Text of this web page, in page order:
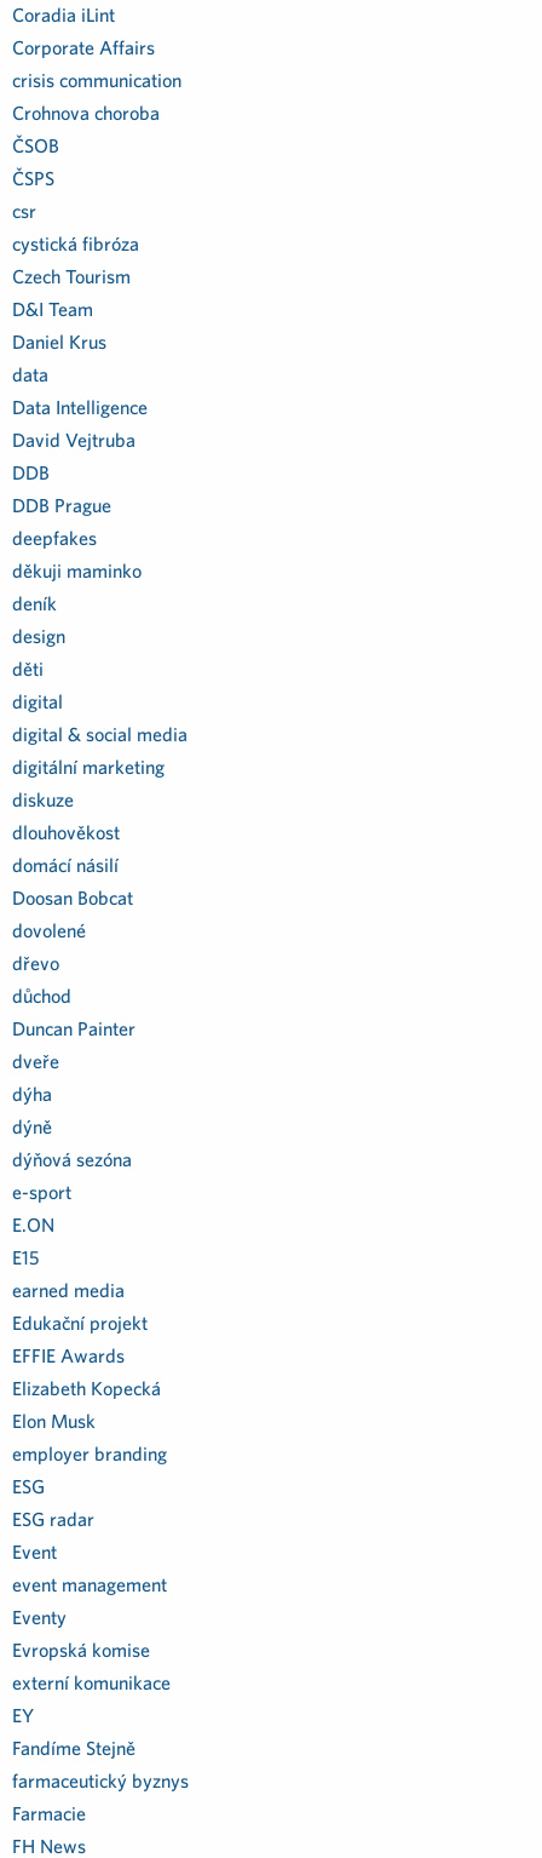
Coradia iLint
Corporate Affairs
crisis communication
Crohnova choroba
ČSOB
ČSPS
csr
cystická fibróza
Czech Tourism
D&I Team
Daniel Krus
data
Data Intelligence
David Vejtruba
DDB
DDB Prague
deepfakes
děkuji maminko
deník
design
děti
digital
digital & social media
digitální marketing
diskuze
dlouhověkost
domácí násilí
Doosan Bobcat
dovolené
dřevo
důchod
Duncan Painter
dveře
dýha
dýně
dýňová sezóna
e-sport
E.ON
E15
earned media
Edukační projekt
EFFIE Awards
Elizabeth Kopecká
Elon Musk
employer branding
ESG
ESG radar
Event
event management
Eventy
Evropská komise
externí komunikace
EY
Fandíme Stejně
farmaceutický byznys
Farmacie
FH News